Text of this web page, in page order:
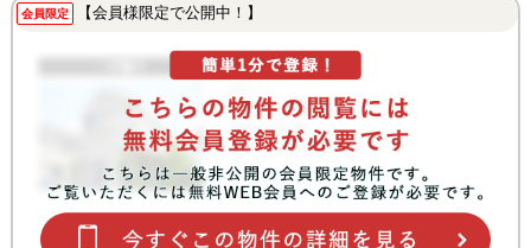
会員限定 【会員様限定で公開中！】